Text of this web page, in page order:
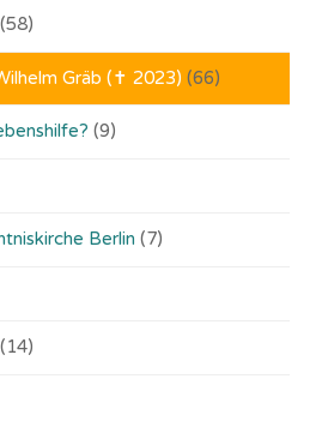
(58)
Gräb (✝ 2023) (66)
(9)
Berlin (7)
(14)